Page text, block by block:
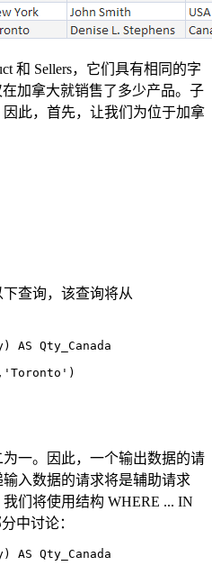
和 Sellers，它们具有相同的字
加拿大就销售了多少产品。子
此，首先，让我们为位于加拿
查询，该查询将从
AS Qty_Canada
一。因此，一个输出数据的请
入数据的请求将是辅助请求
们将使用结构 WHERE ... IN
中讨论：
AS Qty_Canada